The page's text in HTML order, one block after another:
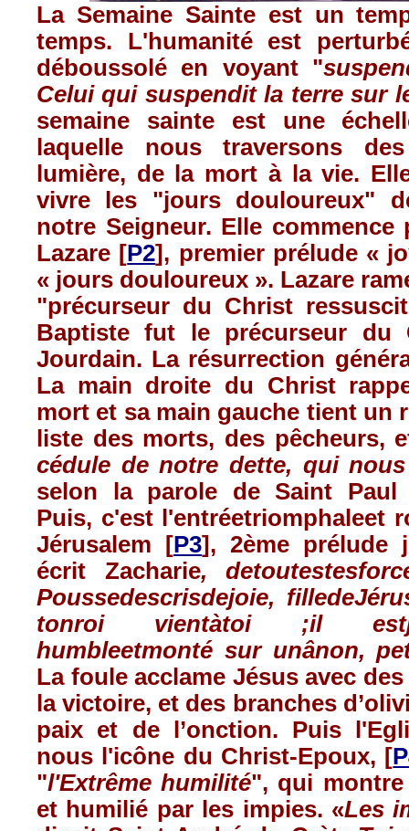
La Semaine Sainte estun
temps. L'humanité est
déboussolé en voyant"
Celuiqui suspenditla terre sur
semaine
sainte est une
laquelle
nous traversons
lumière, de la mort àla vie.
vivre les "jours douloureux"
notre Seigneur. Elle
Lazare [P2], premier prélude«
« jours douloureux ». Lazare
"précurseur du Christ
Baptistefut le précurseur du
Jourdain. La résurrection
La main droite du Christ
mort et samain gauche tientun
liste des morts, des pêcheurs,
cédule de notre dette, qui nous
selon la parole de Saint
Puis, c'est l'entréetriomphaleet
Jérusalem [P3], 2ème prélude
écrit
Zacharie, detoutes
Poussedescrisdejoie,
tonroi
vientàtoi ;il est
humbleetmonté sur unânon,
La foule acclame Jésus avec des
lavictoire, et des branches
paix et de l’onction. Puis
nous l'icône du Christ-Epoux, [
"l'Extrême humilité", qui montre
et humilié par les impies. «Les